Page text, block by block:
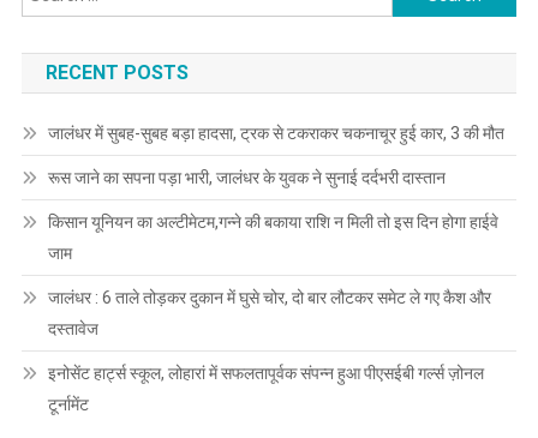
RECENT POSTS
जालंधर में सुबह-सुबह बड़ा हादसा, ट्रक से टकराकर चकनाचूर हुई कार, 3 की मौत
रूस जाने का सपना पड़ा भारी, जालंधर के युवक ने सुनाई दर्दभरी दास्तान
किसान यूनियन का अल्टीमेटम,गन्ने की बकाया राशि न मिली तो इस दिन होगा हाईवे
जाम
जालंधर : 6 ताले तोड़कर दुकान में घुसे चोर, दो बार लौटकर समेट ले गए कैश और
दस्तावेज
इनोसेंट हार्ट्स स्कूल, लोहारां में सफलतापूर्वक संपन्न हुआ पीएसईबी गर्ल्स ज़ोनल
टूर्नामेंट